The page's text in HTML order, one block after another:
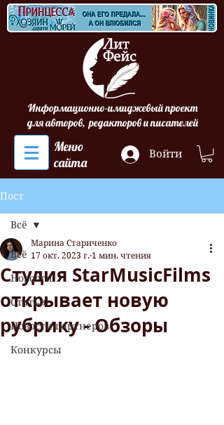
Информационно-имиджевый проект
для авторов, редакторов и писателей
Меню
сайта
Войти
Пост
Всё
Новости
Статьи
Новости партнеров
Конкурсы
Всё
Студия StarMusicFilms
открывает новую
рубрику - Обзоры
Марина Стариченко
17 окт. 2023 г. 1 мин. чтения